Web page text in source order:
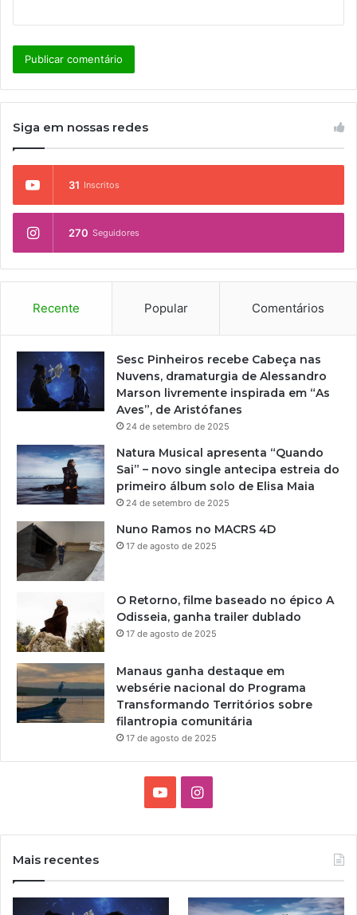
Siga em nossas redes
31 Inscritos
270 Seguidores
Recente Popular Comentários
Sesc Pinheiros recebe Cabeça nas
Nuvens, dramaturgia de Alessandro
Marson livremente inspirada em “As
Aves”, de Aristófanes
24 de setembro de 2025
Natura Musical apresenta “Quando
Sai” – novo single antecipa estreia do
primeiro álbum solo de Elisa Maia
24 de setembro de 2025
Nuno Ramos no MACRS 4D
17 de agosto de 2025
O Retorno, filme baseado no épico A
Odisseia, ganha trailer dublado
17 de agosto de 2025
Manaus ganha destaque em
websérie nacional do Programa
Transformando Territórios sobre
filantropia comunitária
17 de agosto de 2025
T
I
t
Mais recentes